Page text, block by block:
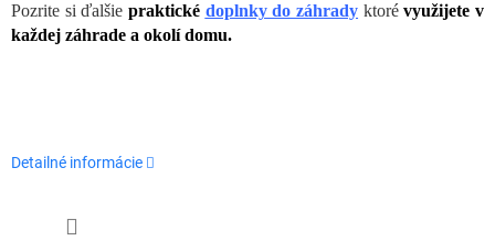
Pozrite si ďalšie praktické doplnky do záhrady ktorévyužijete v
každej záhrade a okolí domu.
Detailné informácie